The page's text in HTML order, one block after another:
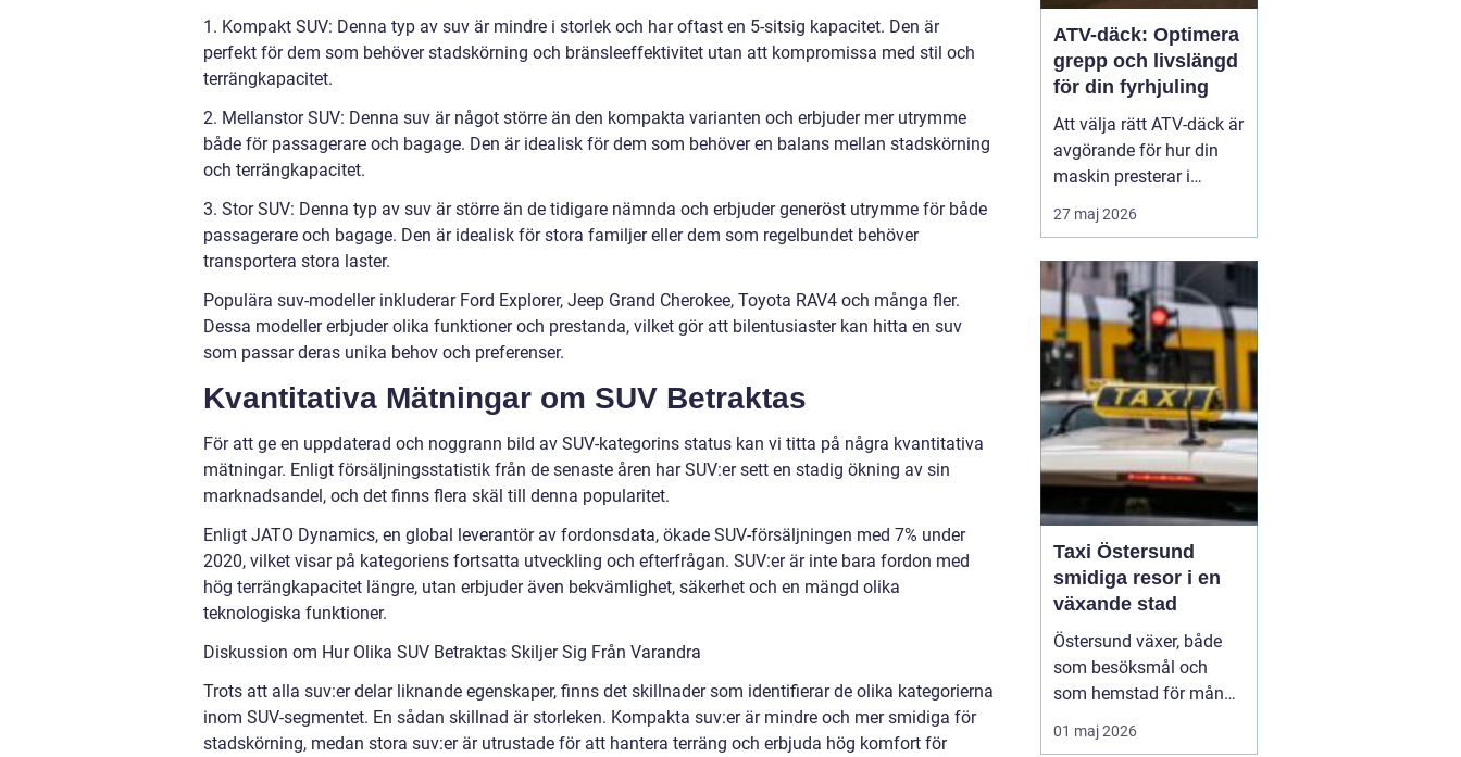
1. Kompakt SUV: Denna typ av suv är mindre i storlek och har oftast en 5-sitsig kapacitet. Den är
perfekt för dem som behöver stadskörning och bränsleeffektivitet utan att kompromissa med stil och
terrängkapacitet.
2. Mellanstor SUV: Denna suv är något större än den kompakta varianten och erbjuder mer utrymme
både för passagerare och bagage. Den är idealisk för dem som behöver en balans mellan stadskörning
och terrängkapacitet.
3. Stor SUV: Denna typ av suv är större än de tidigare nämnda och erbjuder generöst utrymme för både
passagerare och bagage. Den är idealisk för stora familjer eller dem som regelbundet behöver
transportera stora laster.
Populära suv-modeller inkluderar Ford Explorer, Jeep Grand Cherokee, Toyota RAV4 och många fler.
Dessa modeller erbjuder olika funktioner och prestanda, vilket gör att bilentusiaster kan hitta en suv
som passar deras unika behov och preferenser.
Kvantitativa Mätningar om SUV Betraktas
För att ge en uppdaterad och noggrann bild av SUV-kategorins status kan vi titta på några kvantitativa
mätningar. Enligt försäljningsstatistik från de senaste åren har SUV:er sett en stadig ökning av sin
marknadsandel, och det finns flera skäl till denna popularitet.
Enligt JATO Dynamics, en global leverantör av fordonsdata, ökade SUV-försäljningen med 7% under
2020, vilket visar på kategoriens fortsatta utveckling och efterfrågan. SUV:er är inte bara fordon med
hög terrängkapacitet längre, utan erbjuder även bekvämlighet, säkerhet och en mängd olika
teknologiska funktioner.
Diskussion om Hur Olika SUV Betraktas Skiljer Sig Från Varandra
Trots att alla suv:er delar liknande egenskaper, finns det skillnader som identifierar de olika kategorierna
inom SUV-segmentet. En sådan skillnad är storleken. Kompakta suv:er är mindre och mer smidiga för
stadskörning, medan stora suv:er är utrustade för att hantera terräng och erbjuda hög komfort för
ATV-däck: Optimera
grepp och livslängd
för din fyrhjuling
Att välja rätt ATV-däck är
avgörande för hur din
maskin presterar i
vardagen, oavsett om du
arbetar i skogen eller kör
däck gör stor skillnad för
säkerhet...
27 maj 2026
Taxi Östersund
smidiga resor i en
växande stad
Östersund växer, både
som besöksmål och
som hemstad för många
pendlare, studenter och
företagare. En pålitlig
01 maj 2026